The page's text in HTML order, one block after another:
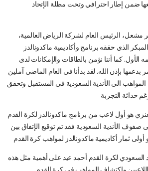
ضمن إطار احترافي وتحت مظلة الإتحاد
مشعل، الرئيس العام لشركة الرياض العالمية،
الذي حققه برنامج وأكاديمية ماكدونالدز
كما أننا نؤمن بالطاقات والإمكانات لدى
بإذن الله. لقد بدأنا في العام الماضي آملين
الى الأندية السعودية في المستقبل وتحقق
هو أول لاعب من برنامج ماكدونالدز لكرة القدم
الأندية السعودية فقد تم توقيع الإتفاق بين
السعودي لكرة القدم أحمد عيد على أهمية مثل هذه